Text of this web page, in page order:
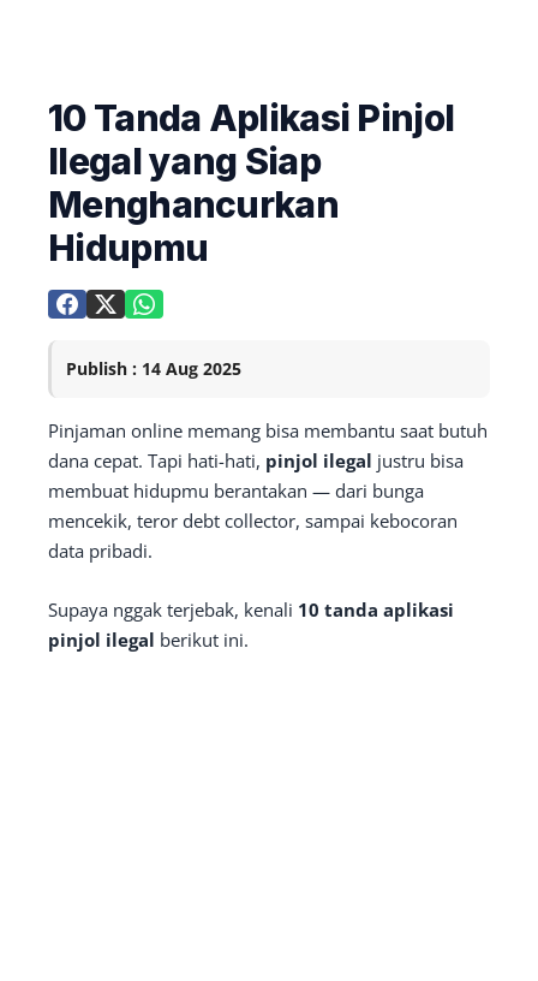
10 Tanda Aplikasi Pinjol
Ilegal yang Siap
Menghancurkan
Hidupmu
Publish : 14 Aug 2025
Pinjaman online memang bisa membantu saat butuh
dana cepat. Tapi hati-hati, pinjol ilegal justru bisa
membuat hidupmu berantakan — dari bunga
mencekik, teror debt collector, sampai kebocoran
data pribadi.
Supaya nggak terjebak, kenali 10 tanda aplikasi
pinjol ilegal berikut ini.